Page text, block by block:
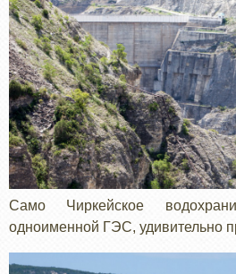
Само Чиркейское
одноименной ГЭС, удивительно